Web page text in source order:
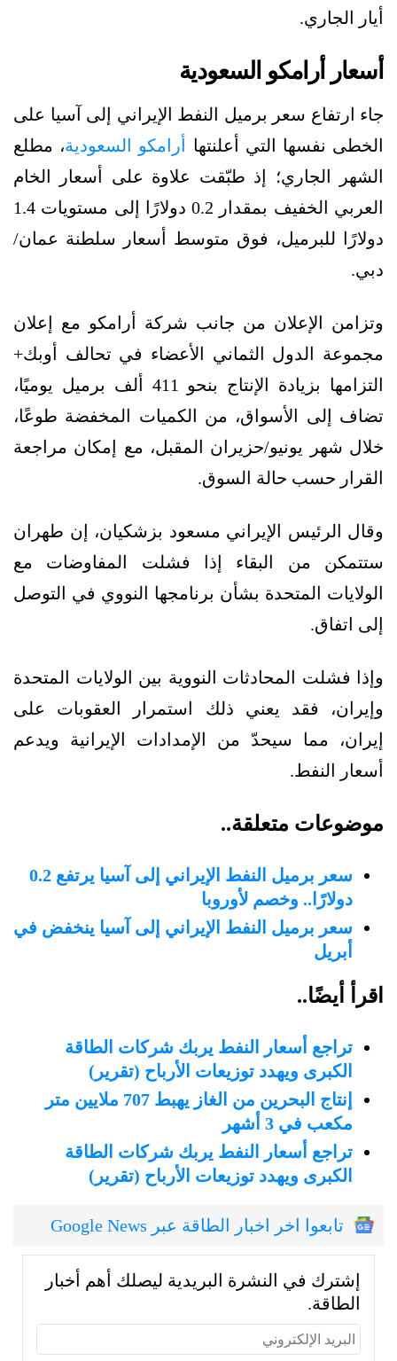
أيار الجاري.
أسعار أرامكو السعودية
جاء ارتفاع سعر برميل النفط الإيراني إلى آسيا على
الخطى نفسها التي أعلنتها
أرامكو السعودية، مطلع
الشهر الجاري؛ إذ طبّقت علاوة على أسعار الخام
العربي الخفيف بمقدار 0.2 دولارًا إلى مستويات 1.4
دولارًا للبرميل، فوق متوسط أسعار سلطنة عمان/
دبي.
وتزامن الإعلان من جانب شركة أرامكو مع إعلان
مجموعة الدول الثماني الأعضاء في تحالف أوبك+
التزامها بزيادة الإنتاج بنحو 411 ألف برميل يوميًا،
تضاف إلى الأسواق، من الكميات المخفضة طوعًا،
خلال شهر يونيو/حزيران المقبل، مع إمكان مراجعة
القرار حسب حالة السوق.
وقال الرئيس الإيراني مسعود بزشكيان، إن طهران
ستتمكن من البقاء إذا فشلت المفاوضات مع
الولايات المتحدة بشأن برنامجها النووي في التوصل
إلى اتفاق.
وإذا فشلت المحادثات النووية بين الولايات المتحدة
وإيران، فقد يعني ذلك استمرار العقوبات على
إيران، مما سيحدّ من الإمدادات الإيرانية ويدعم
أسعار النفط.
موضوعات متعلقة..
سعر برميل النفط الإيراني إلى آسيا يرتفع 0.2
دولارًا.. وخصم لأوروبا
سعر برميل النفط الإيراني إلى آسيا ينخفض في
أبريل
اقرأ أيضًا..
تراجع أسعار النفط يربك شركات الطاقة
الكبرى ويهدد توزيعات الأرباح (تقرير)
إنتاج البحرين من الغاز يهبط 707 ملايين متر
مكعب في 3 أشهر
تراجع أسعار النفط يربك شركات الطاقة
الكبرى ويهدد توزيعات الأرباح (تقرير)
تابعوا اخر اخبار الطاقة عبر Google News
إشترك في النشرة البريدية ليصلك أهم أخبار
الطاقة.